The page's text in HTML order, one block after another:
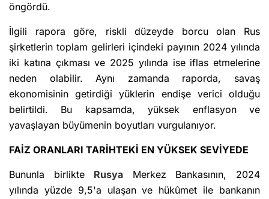
öngördü.
İlgili rapora göre, riskli düzeyde borcu olan Rus
şirketlerin toplam gelirleri içindeki payının 2024 yılında
iki katına çıkması ve 2025 yılında ise iflas etmelerine
neden olabilir. Aynı zamanda raporda, savaş
ekonomisinin getirdiği yüklerin endişe verici olduğu
belirtildi. Bu kapsamda, yüksek enflasyon ve
yavaşlayan büyümenin boyutları vurgulanıyor.
FAİZ ORANLARI TARİHTEKİ EN YÜKSEK SEVİYEDE
Bununla birlikte Rusya Merkez Bankasının, 2024
yılında yüzde 9,5'a ulaşan ve hükûmet ile bankanın